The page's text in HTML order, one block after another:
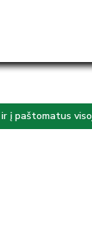
į paštomatus